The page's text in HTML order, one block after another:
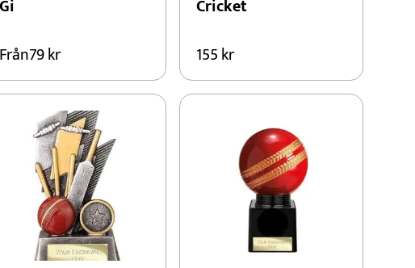
Gi
Från79kr
Cricket
155kr